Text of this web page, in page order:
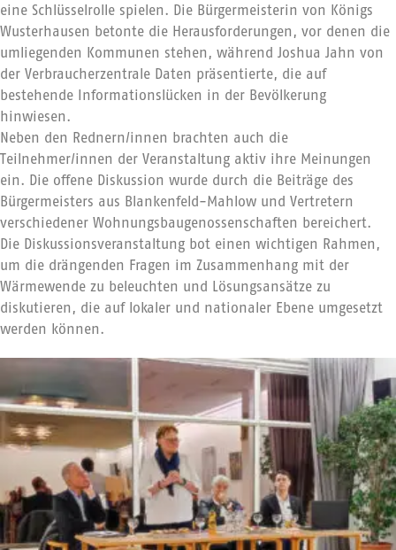
eine Schlüsselrolle spielen. Die Bürgermeisterin von Königs
Wusterhausen betonte die Herausforderungen, vor denen die
umliegenden Kommunen stehen, während Joshua Jahn von
der Verbraucherzentrale Daten präsentierte, die auf
bestehende Informationslücken in der Bevölkerung
hinwiesen.
Neben den Rednern/innen brachten auch die
Teilnehmer/innen der Veranstaltung aktiv ihre Meinungen
ein. Die offene Diskussion wurde durch die Beiträge des
Bürgermeisters aus Blankenfeld-Mahlow und Vertretern
verschiedener Wohnungsbaugenossenschaften bereichert.
Die Diskussionsveranstaltung bot einen wichtigen Rahmen,
um die drängenden Fragen im Zusammenhang mit der
Wärmewende zu beleuchten und Lösungsansätze zu
diskutieren, die auf lokaler und nationaler Ebene umgesetzt
werden können.